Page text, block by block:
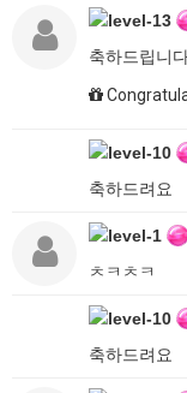
축하드립니
축하드려요
ㅊㅋㅊㅋ
축하드려요